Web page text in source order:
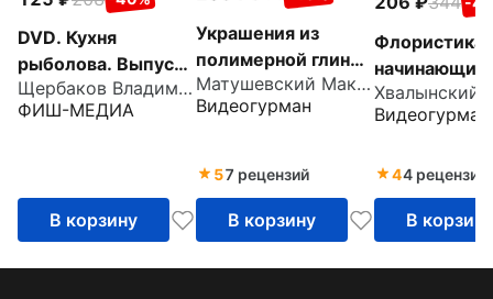
DVD. Кухня
рыболова. Выпуск
66
Щербаков Владимир Герардович
ФИШ-МЕДИА
В корзину
Украшения из
полимерной глины.
Материалы,
инструменты.
соляная техники
(DVD)
Матушевский Максим
Видеогурман
57 рецензий
В корзину
Флористика
начинающих
Видеогурман
44 рецензии
В корзину